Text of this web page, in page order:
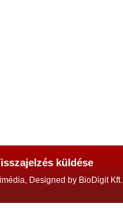
küldése
Designed by BioDigit Kft.